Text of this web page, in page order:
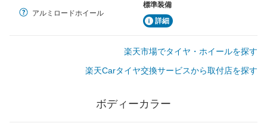
アルミロードホイール
標準装備
詳細
楽天市場でタイヤ・ホイールを探す
楽天Carタイヤ交換サービスから取付店を探す
ボディーカラー